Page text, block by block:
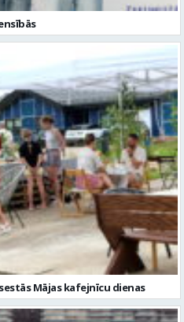
Mājas kafejnīcu dienas